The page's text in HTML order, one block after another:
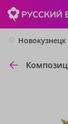
Новокузнецк